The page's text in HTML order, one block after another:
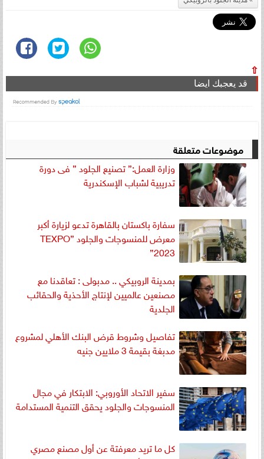
⇧
قد يعجبك ايضا
موضوعات متعلقة
وزارة العمل:” تصنيع الجلود ” فى دورة
تدريبية لشباب الإسكندرية
سفارة باكستان بالقاهرة تدعو لزيارة أكبر
معرض للمنسوجات والجلود ”TEXPO
2023”
بمدينة الروبيكي .. مدبولى : تعاقدنا مع
مصنعين عالميين لإنتاج الأحذية والحقائب
الجلدية
تفاصيل وشروط قرض البنك الأهلي لمشروع
مدبغة بقيمة 3 ملايين جنيه
سفير الاتحاد الأوروبي: الابتكار في مجال
المنسوجات والجلود يحقق التنمية المستدامة
كل ما تريد معرفتة عن أول مصنع مصري